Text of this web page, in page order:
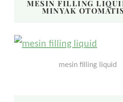
MESIN FILLING
MINYAK
mesin filling liquid